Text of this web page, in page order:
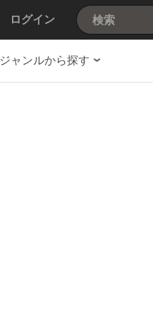
ログイン
ジャンルから探す